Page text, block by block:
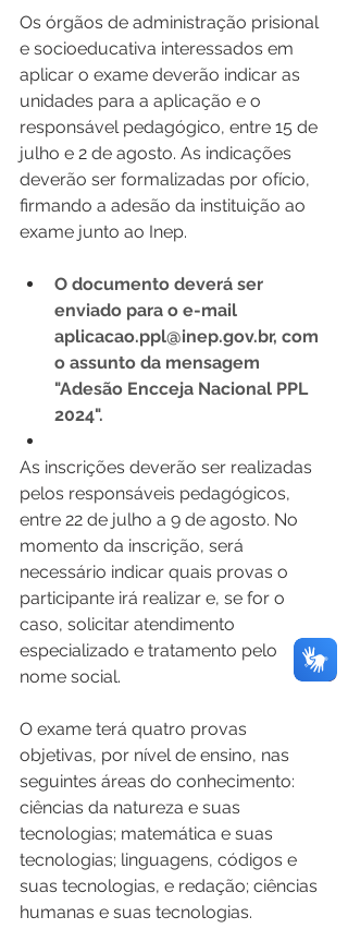
Os órgãos de administração prisional
e socioeducativa interessados em
aplicar o exame deverão indicar as
unidades para a aplicação e o
responsável pedagógico, entre 15 de
julho e 2 de agosto. As indicações
deverão ser formalizadas por ofício,
firmando a adesão da instituição ao
exame junto ao Inep.
O documento deverá ser
enviado para o e-mail
aplicacao.ppl@inep.gov.br, com
o assunto da mensagem
"Adesão Encceja Nacional PPL
2024".
As inscrições deverão ser realizadas
pelos responsáveis pedagógicos,
entre 22 de julho a 9 de agosto. No
momento da inscrição, será
necessário indicar quais provas o
participante irá realizar e, se for o
caso, solicitar atendimento
especializado e tratamento pelo
nome social.
O exame terá quatro provas
objetivas, por nível de ensino, nas
seguintes áreas do conhecimento:
ciências da natureza e suas
tecnologias; matemática e suas
tecnologias; linguagens, códigos e
suas tecnologias, e redação; ciências
humanas e suas tecnologias.